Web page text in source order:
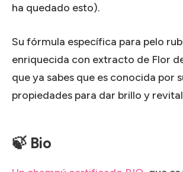
ha quedado esto).
Su fórmula específica para pelo
enriquecida con extracto de Flor
que ya sabes que es conocida por
propiedades para dar brillo y
🍃 Bio